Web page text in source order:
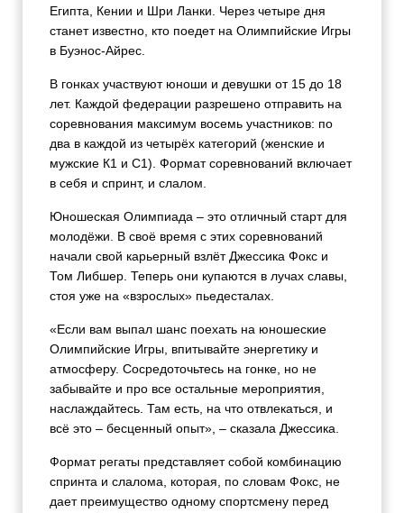
Египта, Кении и Шри Ланки. Через четыре дня
станет известно, кто поедет на Олимпийские Игры
в Буэнос-Айрес.
В гонках участвуют юноши и девушки от 15 до 18
лет. Каждой федерации разрешено отправить на
соревнования максимум восемь участников: по
два в каждой из четырёх категорий (женские и
мужские К1 и С1). Формат соревнований включает
в себя и спринт, и слалом.
Юношеская Олимпиада – это отличный старт для
молодёжи. В своё время с этих соревнований
начали свой карьерный взлёт Джессика Фокс и
Том Либшер. Теперь они купаются в лучах славы,
стоя уже на «взрослых» пьедесталах.
«Если вам выпал шанс поехать на юношеские
Олимпийские Игры, впитывайте энергетику и
атмосферу. Сосредоточьтесь на гонке, но не
забывайте и про все остальные мероприятия,
наслаждайтесь. Там есть, на что отвлекаться, и
всё это – бесценный опыт», – сказала Джессика.
Формат регаты представляет собой комбинацию
спринта и слалома, которая, по словам Фокс, не
дает преимущество одному спортсмену перед